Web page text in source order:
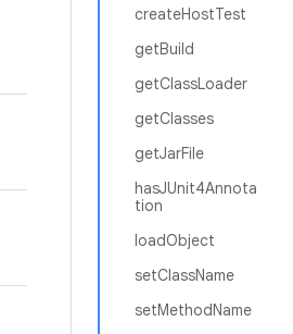
createHostTest
getBuild
getClassLoader
getClasses
getJarFile
hasJUnit4Annota
tion
loadObject
setClassName
setMethodName